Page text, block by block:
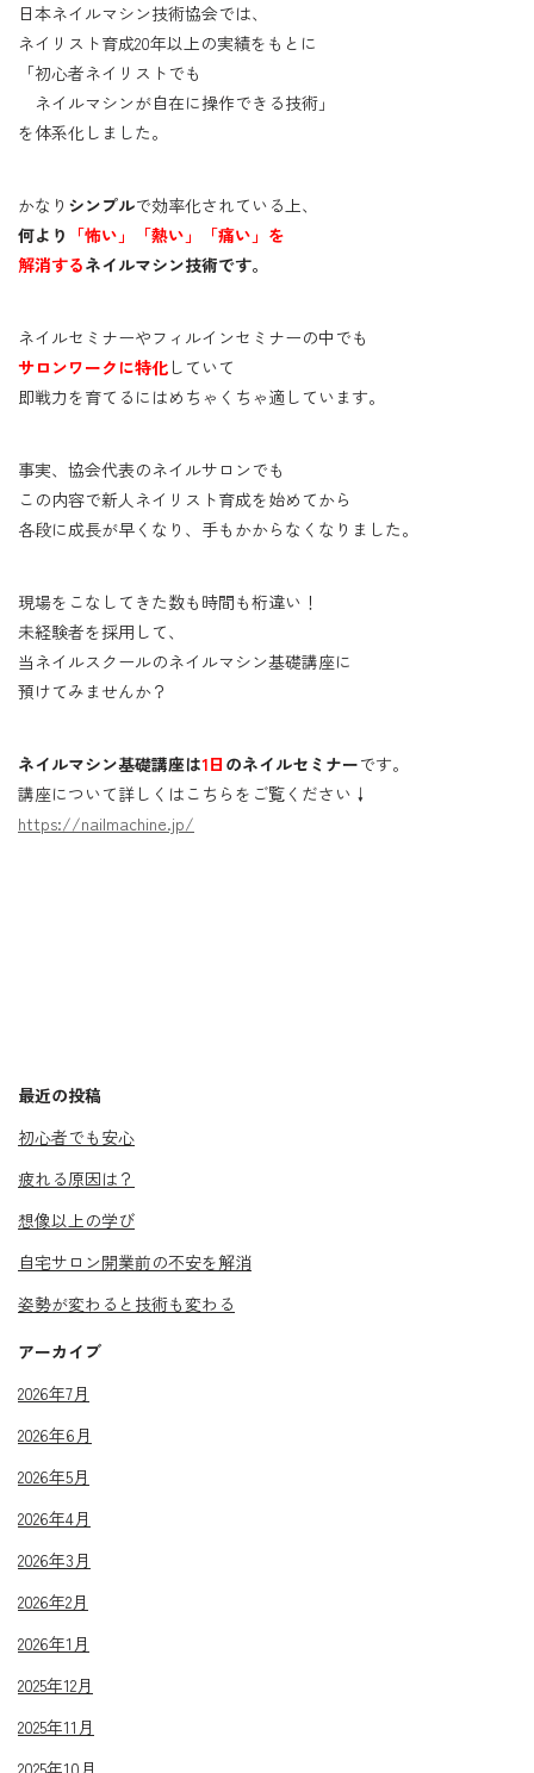
日本ネイルマシン技術協会では、
ネイリスト育成20年以上の実績をもとに
「初心者ネイリストでも
ネイルマシンが自在に操作できる技術」
を体系化しました。
かなり シンプルで効率化されている上、
何より 「怖い」「熱い」「痛い」を
解消するネイルマシン技術です。
ネイルセミナーやフィルインセミナーの中でも
サロンワークに特化 していて
即戦力を育てるにはめちゃくちゃ適しています。
事実、協会代表のネイルサロンでも
この内容で新人ネイリスト育成を始めてから
各段に成長が早くなり、手もかからなくなりました。
現場をこなしてきた数も時間も桁違い！
未経験者を採用して、
当ネイルスクールのネイルマシン基礎講座に
預けてみませんか？
ネイルマシン基礎講座は1日 のネイルセミナーです。
講座について詳しくはこちらをご覧ください↓
https://nailmachine.jp/
最近の投稿
初心者でも安心
疲れる原因は？
想像以上の学び
自宅サロン開業前の不安を解消
姿勢が変わると技術も変わる
アーカイブ
2026年7月
2026年6月
2026年5月
2026年4月
2026年3月
2026年2月
2026年1月
2025年12月
2025年11月